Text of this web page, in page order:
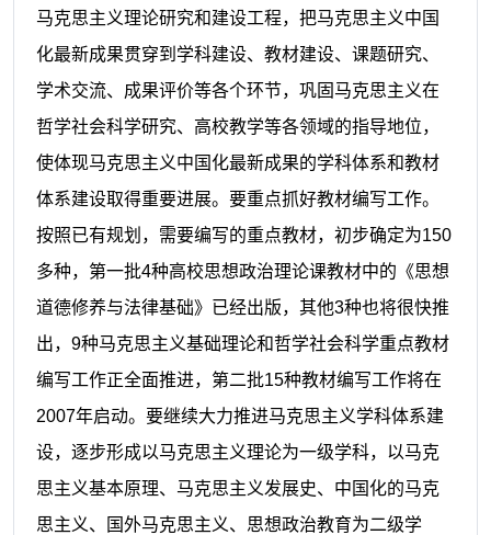
马克思主义理论研究和建设工程，把马克思主义中国
化最新成果贯穿到学科建设、教材建设、课题研究、
学术交流、成果评价等各个环节，巩固马克思主义在
哲学社会科学研究、高校教学等各领域的指导地位，
使体现马克思主义中国化最新成果的学科体系和教材
体系建设取得重要进展。要重点抓好教材编写工作。
按照已有规划，需要编写的重点教材，初步确定为150
多种，第一批4种高校思想政治理论课教材中的《思想
道德修养与法律基础》已经出版，其他3种也将很快推
出， 9种马克思主义基础理论和哲学社会科学重点教材
编写工作正全面推进，第二批15种教材编写工作将在
2007年启动。要继续大力推进马克思主义学科体系建
设，逐步形成以马克思主义理论为一级学科，以马克
思主义基本原理、马克思主义发展史、中国化的马克
思主义、国外马克思主义、思想政治教育为二级学